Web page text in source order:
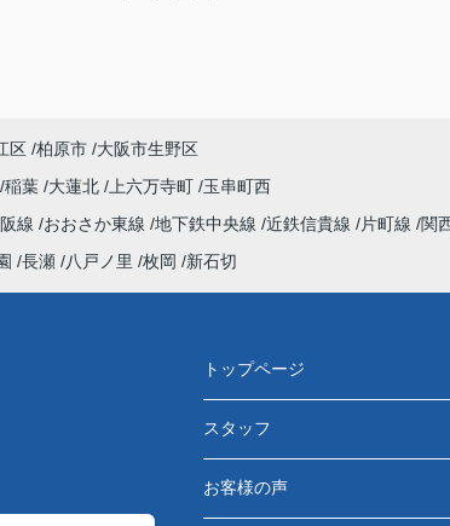
区 柏原市 大阪市生野区
稲葉 大蓮北 上六万寺町 玉串町西
線 おおさか東線 地下鉄中央線 近鉄信貴線 片町線 関
長瀬 八戸ノ里 枚岡 新石切
トップページ
スタッフ
お客様の声